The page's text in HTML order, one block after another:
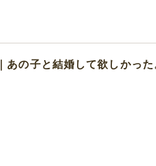
あの子と結婚して欲しかっ